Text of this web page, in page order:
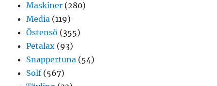
Maskiner (280)
Media (119)
Östensö (355)
Petalax (93)
Snappertuna (54)
Solf(567)